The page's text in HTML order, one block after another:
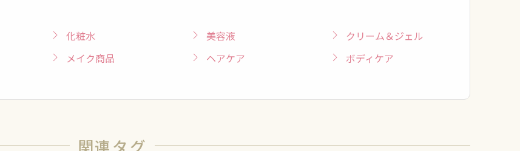
化粧水 美容液
クリーム＆ジェル
メイク商品 ヘアケア
ボディケア
関連タグ